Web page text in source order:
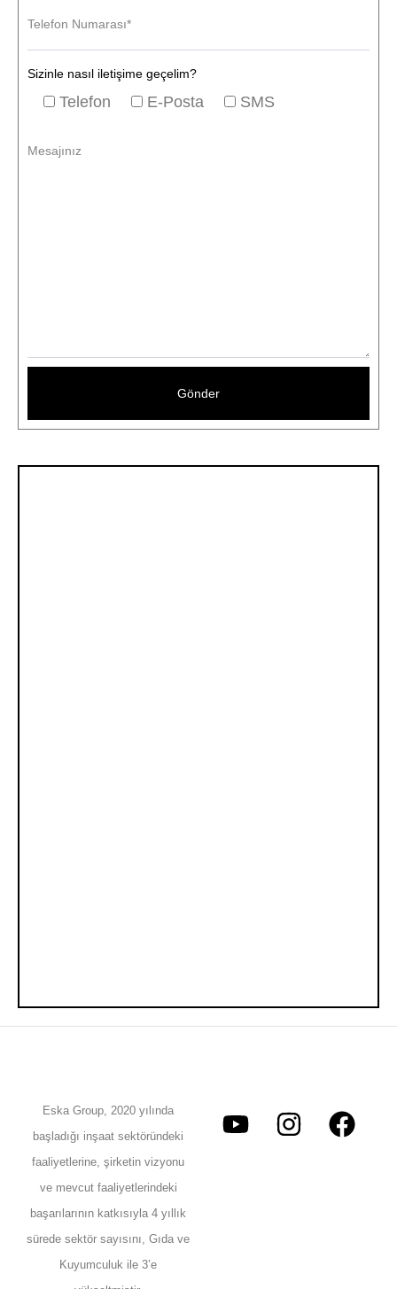
Sizinle nasıl iletişime geçelim?
Telefon E-Posta SMS
Eska Group, 2020 yılında
başladığı inşaat sektöründeki
faaliyetlerine, şirketin vizyonu
ve mevcut faaliyetlerindeki
başarılarının katkısıyla 4 yıllık
sürede sektör sayısını, Gıda ve
Kuyumculuk ile 3’e